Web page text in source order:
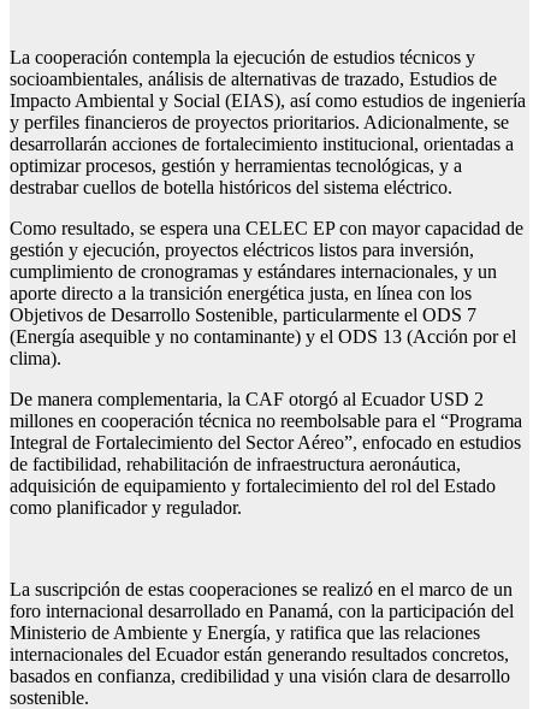
La cooperación contempla la ejecución de estudios técnicos y
socioambientales, análisis de alternativas de trazado, Estudios de
Impacto Ambiental y Social (EIAS), así como estudios de ingeniería
y perfiles financieros de proyectos prioritarios. Adicionalmente, se
desarrollarán acciones de fortalecimiento institucional, orientadas a
optimizar procesos, gestión y herramientas tecnológicas, y a
destrabar cuellos de botella históricos del sistema eléctrico.
Como resultado, se espera una CELEC EP con mayor capacidad de
gestión y ejecución, proyectos eléctricos listos para inversión,
cumplimiento de cronogramas y estándares internacionales, y un
aporte directo a la transición energética justa, en línea con los
Objetivos de Desarrollo Sostenible, particularmente el ODS 7
(Energía asequible y no contaminante) y el ODS 13 (Acción por el
clima).
De manera complementaria, la CAF otorgó al Ecuador USD 2
millones en cooperación técnica no reembolsable para el “Programa
Integral de Fortalecimiento del Sector Aéreo”, enfocado en estudios
de factibilidad, rehabilitación de infraestructura aeronáutica,
adquisición de equipamiento y fortalecimiento del rol del Estado
como planificador y regulador.
La suscripción de estas cooperaciones se realizó en el marco de un
foro internacional desarrollado en Panamá, con la participación del
Ministerio de Ambiente y Energía, y ratifica que las relaciones
internacionales del Ecuador están generando resultados concretos,
basados en confianza, credibilidad y una visión clara de desarrollo
sostenible.